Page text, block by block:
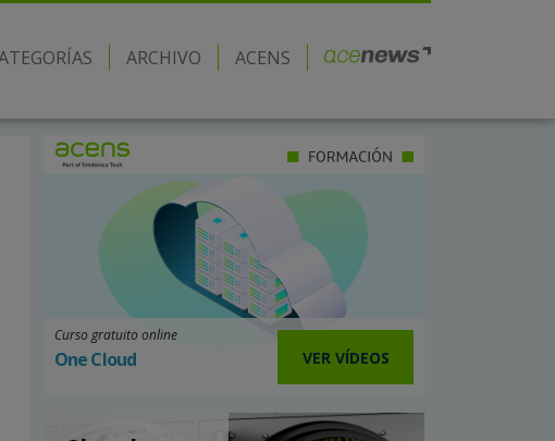
ARCHIVO ACENS
Curso gratuito online
One Cloud VER VÍDEOS